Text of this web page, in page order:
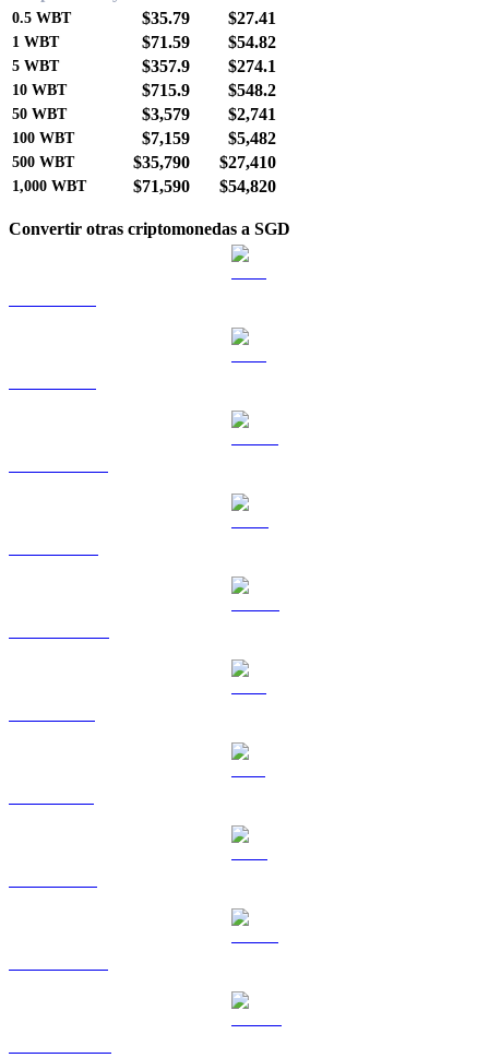
0.5 WBT $35.79 $27.41
1 WBT $71.59 $54.82
5 WBT $357.9 $274.1
10 WBT $715.9 $548.2
50 WBT $3,579 $2,741
100 WBT $7,159 $5,482
500 WBT $35,790 $27,410
1,000 WBT $71,590 $54,820
Convertir otras criptomonedas a SGD